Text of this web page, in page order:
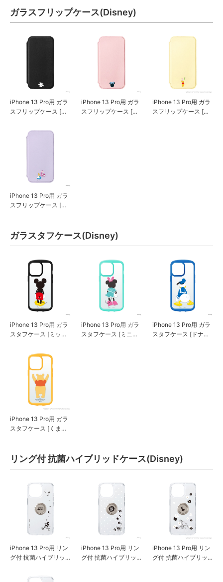
ガラスフリップケース(Disney)
iPhone 13 Pro用 ガラ
スフリップケース [ミ
iPhone 13 Pro用 ガラ
スフリップケース [ミ
iPhone 13 Pro用 ガラ
スフリップケース [く
iPhone 13 Pro用 ガラ
スフリップケース [ア
ガラスタフケース(Disney)
iPhone 13 Pro用 ガラ
スタフケース [ミッキ
iPhone 13 Pro用 ガラ
スタフケース [ミニー
iPhone 13 Pro用 ガラ
スタフケース [ドナル
iPhone 13 Pro用 ガラ
スタフケース [くまの
リング付 抗菌ハイブリッドケース(Disney)
iPhone 13 Pro用 リン
グ付 抗菌ハイブリッ
iPhone 13 Pro用 リン
グ付 抗菌ハイブリッ
iPhone 13 Pro用 リン
グ付 抗菌ハイブリッ